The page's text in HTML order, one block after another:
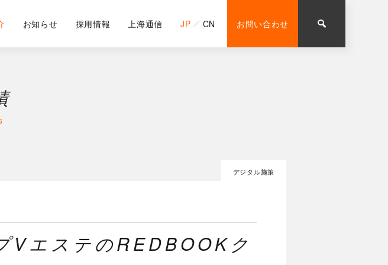
お知らせ 採用情報 上海通信 JP CN お問い合わせ
デジタル施策
VエステのREDBOOKク